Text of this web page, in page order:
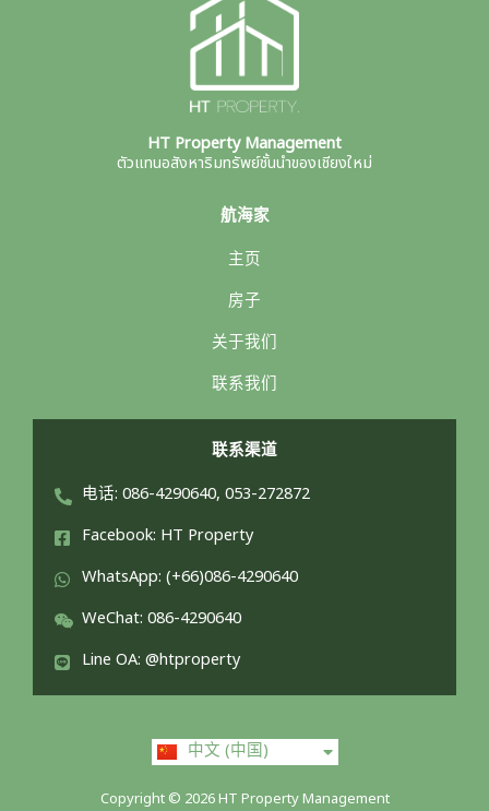
HT Property Management
ตัวแทนอสังหาริมทรัพย์ชั้นนำของเชียงใหม่
航海家
主页
房子
关于我们
联系我们
联系渠道
电话: 086-4290640, 053-272872
Facebook: HT Property
WhatsApp: (+66)086-4290640
WeChat: 086-4290640
Line OA: @htproperty
中文 (中国)
English
Copyright © 2026 HT Property Management